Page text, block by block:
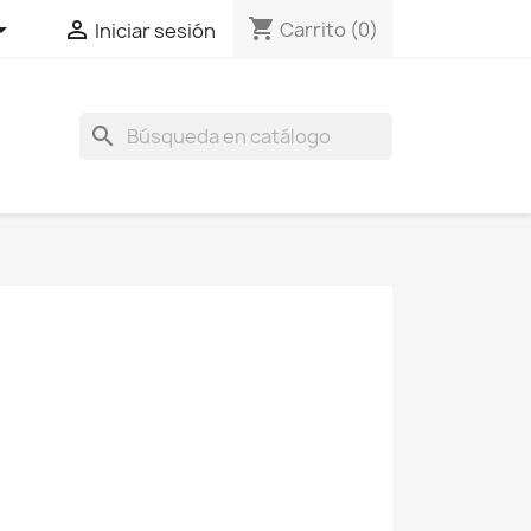
 Iniciar sesión shopping_cart Carrito (0)
search